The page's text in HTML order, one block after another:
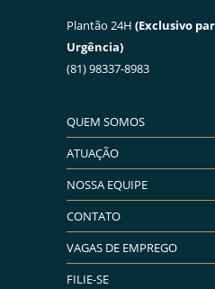
Plantão 24H (Exclusivo
Urgência)
(81) 98337-8983
QUEM SOMOS
ATUAÇÃO
NOSSA EQUIPE
CONTATO
VAGAS DE EMPREGO
FILIE-SE